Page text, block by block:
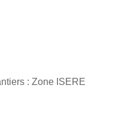
: Zone ISERE